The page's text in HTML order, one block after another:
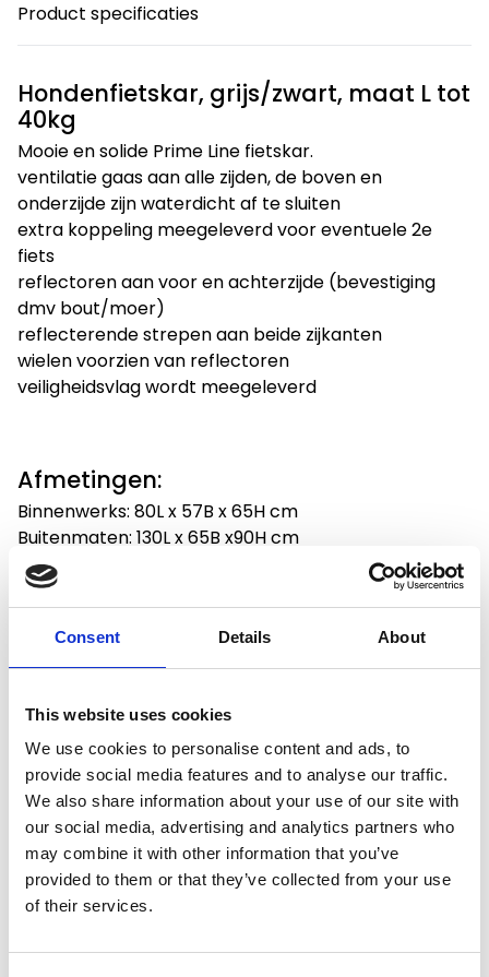
Consent Details About
This website uses cookies
We use cookies to personalise content and ads, to
provide social media features and to analyse our traffic.
We also share information about your use of our site with
our social media, advertising and analytics partners who
may combine it with other information that you’ve
provided to them or that they’ve collected from your use
of their services.
Product specificaties
Hondenfietskar, grijs/zwart, maat L tot
40kg
Mooie en solide Prime Line fietskar.
ventilatie gaas aan alle zijden, de boven en
onderzijde zijn waterdicht af te sluiten
extra koppeling meegeleverd voor eventuele 2e
fiets
reflectoren aan voor en achterzijde (bevestiging
dmv bout/moer)
reflecterende strepen aan beide zijkanten
wielen voorzien van reflectoren
veiligheidsvlag wordt meegeleverd
Afmetingen:
Binnenwerks: 80L x 57B x 65H cm
Buitenmaten: 130L x 65B x90H cm
Productspecificaties
Artikelcode
800696
EAN
5420065812984